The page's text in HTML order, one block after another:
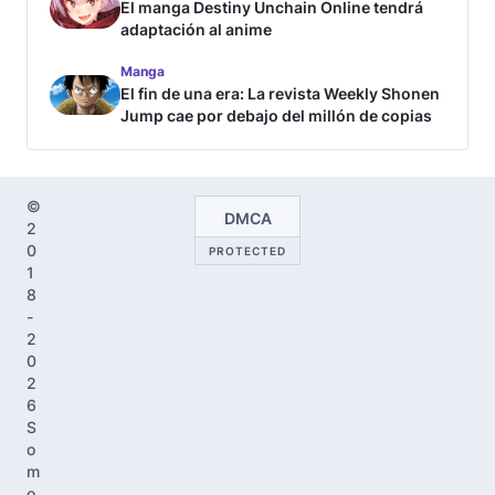
El manga Destiny Unchain Online tendrá
adaptación al anime
Manga
El fin de una era: La revista Weekly Shonen
Jump cae por debajo del millón de copias
©
2
0
1
8
-
2
0
2
6
S
o
m
DMCA
PROTECTED